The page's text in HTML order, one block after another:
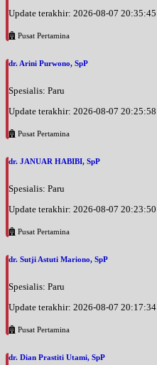
Update terakhir: 2026-08-07 20:35:45
Pusat Pertamina
dr. Arini Purwono, SpP
Spesialis: Paru
Update terakhir: 2026-08-07 20:25:58
Pusat Pertamina
dr. JANUAR HABIBI, SpP
Spesialis: Paru
Update terakhir: 2026-08-07 20:23:50
Pusat Pertamina
dr. Sutji Astuti Mariono, SpP
Spesialis: Paru
Update terakhir: 2026-08-07 20:17:34
Pusat Pertamina
dr. Dian Prastiti Utami, SpP